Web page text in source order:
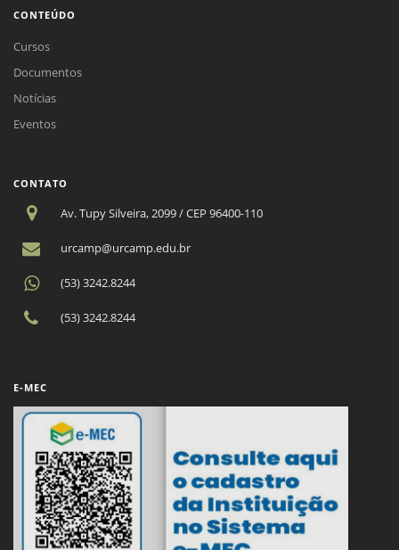
CONTEÚDO
Cursos
Documentos
Notícias
Eventos
CONTATO
Av. Tupy Silveira, 2099 / CEP 96400-110
urcamp@urcamp.edu.br
(53) 3242.8244
(53) 3242.8244
E-MEC